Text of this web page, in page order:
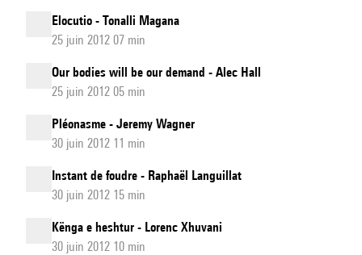
Elocutio - Tonalli Magana
25 juin 2012 07 min
Our bodies will be our demand - Alec Hall
25 juin 2012 05 min
Pléonasme - Jeremy Wagner
30 juin 2012 11 min
Instant de foudre - Raphaël Languillat
30 juin 2012 15 min
Kënga e heshtur - Lorenc Xhuvani
30 juin 2012 10 min